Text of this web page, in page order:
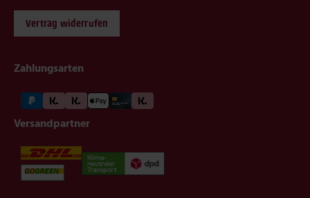
Vertrag widerrufen
Zahlungsarten
Versandpartner